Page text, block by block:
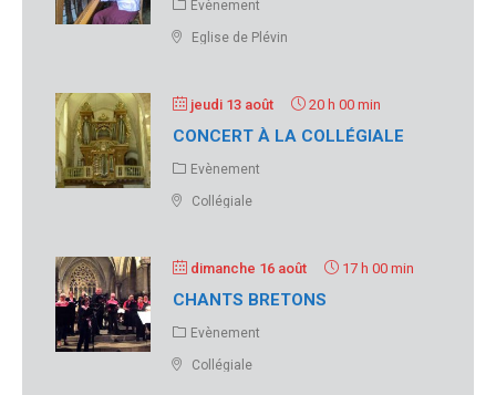
Eglise de Plévin
Evènement
jeudi 13 août 20 h 00 min
CONCERT À LA COLLÉGIALE
Collégiale
Evènement
dimanche 16 août 17 h 00 min
CHANTS BRETONS
Collégiale
Evènement